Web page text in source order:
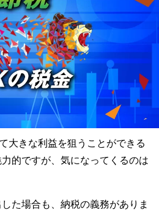
大きな利益を狙うことができる
的ですが、気になってくるのは
た場合も、納税の義務がありま